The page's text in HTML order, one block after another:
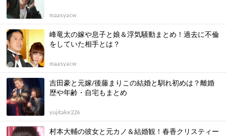
maasyacw
峰竜太の嫁や息子と娘＆浮気騒動まとめ！過去に不倫
をしていた相手とは？
maasyacw
吉田豪と元嫁/後藤まりこの結婚と馴れ初めは？離婚
歴や年齢・自宅もまとめ
yujitake226
村本大輔の彼女と元カノ＆結婚観！春香クリスティー